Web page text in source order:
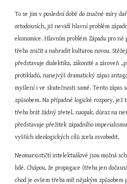
To se jim v poslední době do značné míry
ortodoxních, již nevidí hlavní problém
ekonomice. Hlavním problém Západu pro
třeba zničit a nahradit kulturou novou.
představuje dialektika, zákonité a zároveň
protikladů, nanejvýš dramatický zápas
myšlení i ve skutečnosti samé. Tento zápas
způsobem. Na případné logické rozpory,
třeba brát žádný zřetel, naopak, důraz na
představuje přežitek západního
vyšších ideologických cílů zcela osvobodit.
Neomarxističtí intelektuálové jsou možná
lidé. Chápou, že propagace (třeba jen
chod je ovšem třeba mít nějakým způsobem